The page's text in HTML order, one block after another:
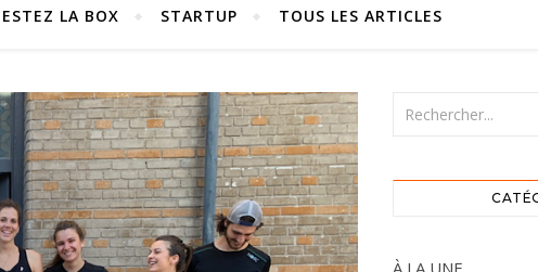
LA BOX STARTUP TOUS LES ARTICLES
À LA UNE